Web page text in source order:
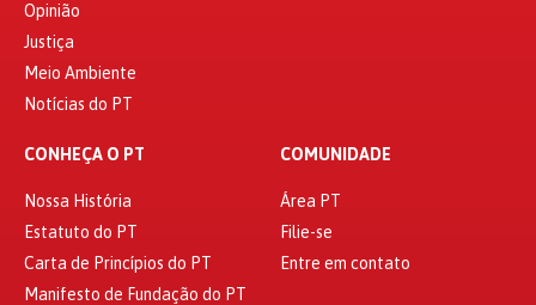
Opinião
Justiça
Meio Ambiente
Notícias do PT
CONHEÇA O PT
Nossa História
Estatuto do PT
Carta de Princípios do PT
Manifesto de Fundação do PT
COMUNIDADE
Área PT
Filie-se
Entre em contato